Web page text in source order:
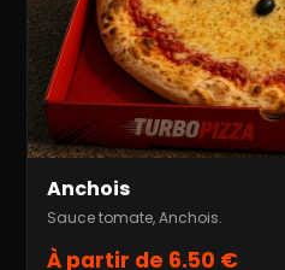
Anchois
Sauce tomate, Anchois.
À partir de 6.50 €